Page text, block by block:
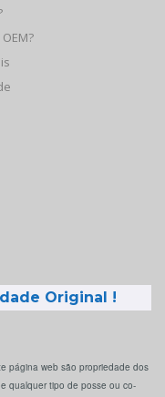
Original !
página web são propriedade dos
qualquer tipo de posse ou co-